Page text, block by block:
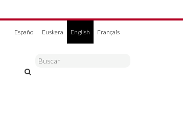
Español Euskera English Français